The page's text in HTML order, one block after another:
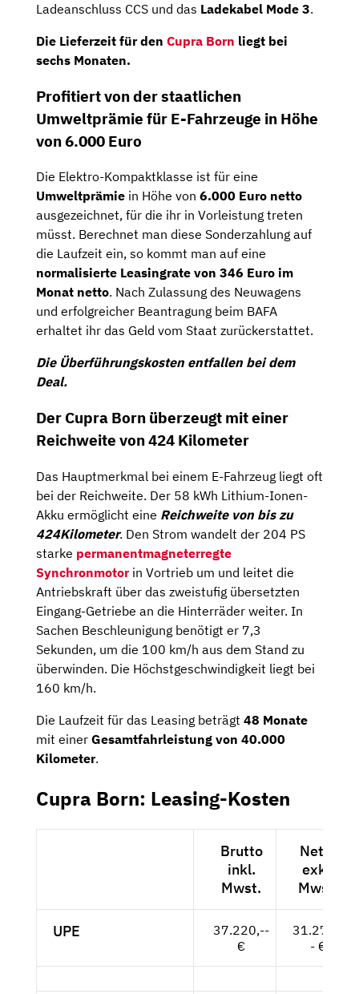
Ladeanschluss CCS und das Ladekabel Mode 3.
Die Lieferzeit für den Cupra Born liegt bei
sechs Monaten.
Profitiert von der staatlichen
Umweltprämie für E-Fahrzeuge in Höhe
von 6.000 Euro
Die Elektro-Kompaktklasse ist für eine
Umweltprämie in Höhe von 6.000 Euro netto
ausgezeichnet, für die ihr in Vorleistung treten
müsst. Berechnet man diese Sonderzahlung auf
die Laufzeit ein, so kommt man auf eine
normalisierte Leasingrate von 346 Euro im
Monat netto. Nach Zulassung des Neuwagens
und erfolgreicher Beantragung beim BAFA
erhaltet ihr das Geld vom Staat zurückerstattet.
Die Überführungskosten entfallen bei dem
Deal.
Der Cupra Born überzeugt mit einer
Reichweite von 424 Kilometer
Das Hauptmerkmal bei einem E-Fahrzeug liegt oft
bei der Reichweite. Der 58 kWh Lithium-Ionen-
Akku ermöglicht eine Reichweite von bis zu
424Kilometer. Den Strom wandelt der 204 PS
starke permanentmagneterregte
Synchronmotorin Vortrieb um und leitet die
Antriebskraft über das zweistufig übersetzten
Eingang-Getriebe an die Hinterräder weiter. In
Sachen Beschleunigung benötigt er 7,3
Sekunden, um die 100 km/h aus dem Stand zu
überwinden. Die Höchstgeschwindigkeit liegt bei
160 km/h.
Die Laufzeit für das Leasing beträgt 48 Monate
mit einer Gesamtfahrleistung von 40.000
Kilometer.
Cupra Born: Leasing-Kosten
Brutto
inkl.
Mwst.
Netto
exkl.
Mwst.
UPE
37.220,--
€
31.277,-
- €